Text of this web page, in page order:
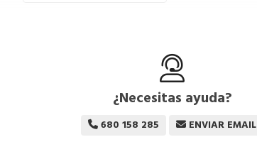
¿Necesitas ayuda?
680 158 285 ENVIAR EMAIL